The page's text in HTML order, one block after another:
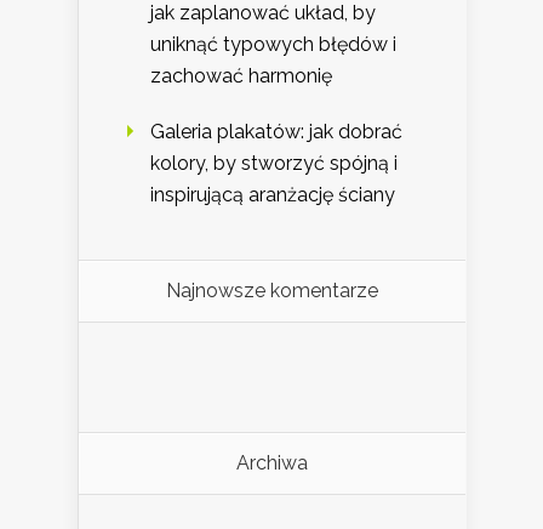
jak zaplanować układ, by
uniknąć typowych błędów i
zachować harmonię
Galeria plakatów: jak dobrać
kolory, by stworzyć spójną i
inspirującą aranżację ściany
Najnowsze komentarze
Archiwa